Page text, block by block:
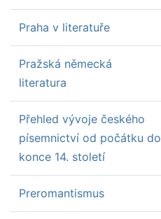
Praha v literatuře
Pražská německá
literatura
Přehled vývoje českého
písemnictví od počátku do
konce 14. století
Preromantismus